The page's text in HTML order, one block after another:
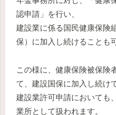
認申請」を行い、
建設業に係る国民健康保険
保）に加入し続けることも
この様に、健康保険被保険
て、建設国保に加入し続け
建設業許可申請においても
業所として扱われます。